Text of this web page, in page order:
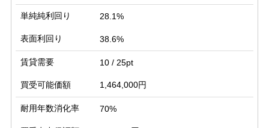
単純純利回り 28.1%
表面利回り 38.6%
賃貸需要 10 / 25pt
買受可能価額 1,464,000円
耐用年数消化率 70%